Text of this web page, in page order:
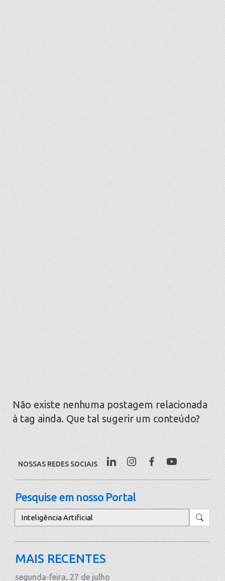
Não existe nenhuma postagem relacionada
à tag ainda. Que tal sugerir um conteúdo?
NOSSAS REDES SOCIAIS
Pesquise em nosso Portal
Pesquisar
MAIS RECENTES
segunda-feira, 27 de julho